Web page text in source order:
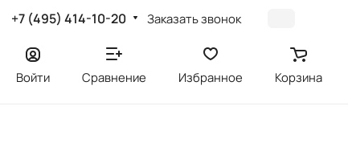
+7 (495) 414-10-20 Заказать звонок
Войти Сравнение Избранное Корзина